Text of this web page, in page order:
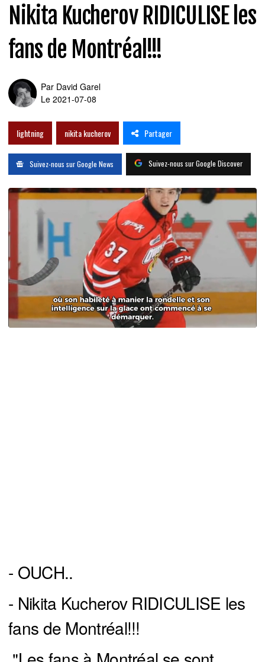
Nikita Kucherov RIDICULISE les
fans de Montréal!!!
Par David Garel
Le 2021-07-08
lightning nikita kucherov Partager
Suivez-nous sur Google News Suivez-nous sur Google Discover
- OUCH..
- Nikita Kucherov RIDICULISE les
fans de Montréal!!!